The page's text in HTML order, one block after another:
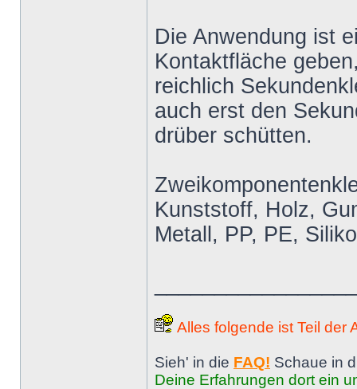
Die Anwendung ist
Kontaktfläche
reichlich
auch erst den
drüber schütten.
Kunststoff, Holz,
Metall, PP, PE,
Alles folgende ist Teil der
Sieh' in die FAQ! Schaue in
Deine Erfahrungen dort ein